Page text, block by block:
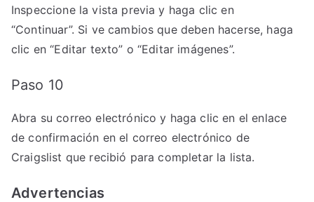
Inspeccione la vista previa y haga clic en
“Continuar”. Si ve cambios que deben hacerse, haga
clic en “Editar texto” o “Editar imágenes”.
Paso 10
Abra su correo electrónico y haga clic en el enlace
de confirmación en el correo electrónico de
Craigslist que recibió para completar la lista.
Advertencias